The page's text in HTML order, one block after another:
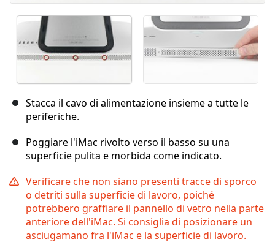
Stacca il cavo di alimentazione insieme a tutte le
periferiche.
Poggiare l'iMac rivolto verso il basso su una
superficie pulita e morbida come indicato.
Verificare che non siano presenti tracce di sporco
o detriti sulla superficie di lavoro, poiché
potrebbero graffiare il pannello di vetro nella parte
anteriore dell'iMac. Si consiglia di posizionare un
asciugamano fra l'iMac e la superficie di lavoro.